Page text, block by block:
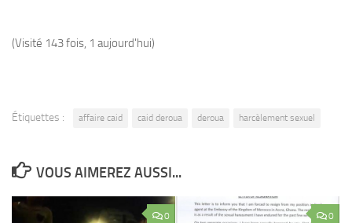
(Visité 143 fois, 1 aujourd'hui)
Étiquettes : affaire caid caid deroua deroua harcèlement sexuel
VOUS AIMEREZ AUSSI...
0 0